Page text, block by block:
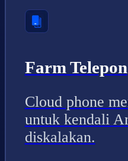
Farm Telepon
Cloud phone
untuk kendali
diskalakan.